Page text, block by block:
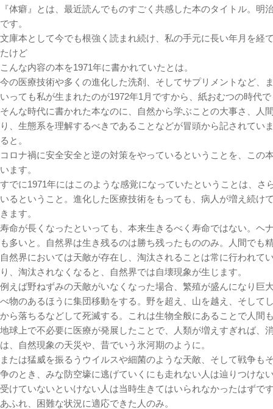
『体癖』とは、最近読んでものすごく共感した本のタイトル。明
です。
文庫本として今でも根強く読まれ続け、私の手元に長い年月を経
たけど
こんな内容の本を1971年に書かれていたとは。
今の医療技術や多くの進化した洗剤、そしてサプリメントなど、
いっても私が生まれたのが1972年1月ですから、紙おむつの時代
そんな時代に書かれた本なのに、自然から学ぶことの大事さ、人
り、生態系を理解するべきであることなどが冒頭から記されてい
ると。
コロナ禍に安全安全と逆の対策をやっているということを、この
います。
すでに1971年にはこのような感覚になっていたということは、さ
いるということ。進化した医療技術をもっても、病人が増え続け
きます。
寿命が長くなったといっても、本来生きるべく寿命ではない。ヘ
も多いと。自然界は生き残るのは勝ち残ったもののみ。人間でも
自然界においては天敵が存在し、淘汰されることは常に行われて
り、淘汰されなくなると、自然界では自壊現象が生じます。
例えば野ねずみの天敵がいなくなった場合、繁殖が盛んになり巨
べ物のあるほうに集団移動をする。野を超え、山を越え、そして
から落ちるなどして死滅する。これは生物全般にあることで人間
地球上で不必要に医療が発展したことで、人類が増えすぎれば、
は、自然現象の天災や、昔でいう氷河期のように。
または猛威を振るうウイルスや細菌のような天敵、そして戦争も
争のとき、みな防空壕に逃げていくにも走れない人は辿りつけな
受けていないといけない人は当時生きてはいられなかったはずで
あふれ、困難な状況に適応できた人のみ。